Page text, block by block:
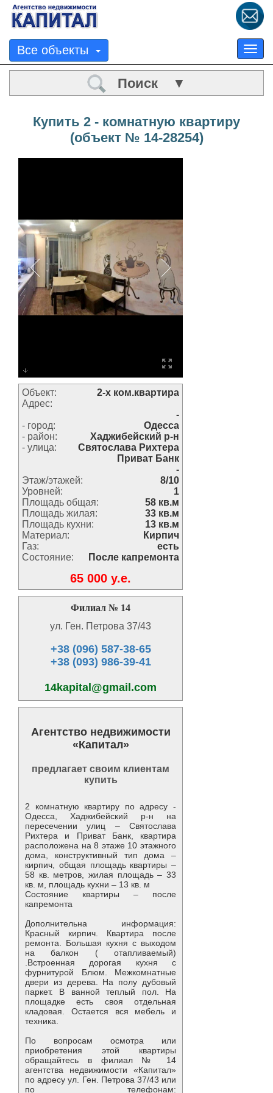
Все объекты
Поиск ▼
Купить 2 - комнатную квартиру
(объект № 14-28254)
Объект:
2-х ком.квартира
Адрес:
-
- город:
Одесса
- район:
Хаджибейский р-н
- улица:
Святослава Рихтера
Приват Банк
-
Этаж/этажей:
8/10
Уровней:
1
Площадь общая:
58 кв.м
Площадь жилая:
33 кв.м
Площадь кухни:
13 кв.м
Материал:
Кирпич
Газ:
есть
Состояние:
После капремонта
65 000 y.e.
Филиал № 14
ул. Ген. Петрова 37/43
+38 (096) 587-38-65
+38 (093) 986-39-41
14kapital@gmail.com
Агентство недвижимости
«Капитал»
предлагает своим клиентам
купить
2 комнатную квартиру по адресу -
Одесса, Хаджибейский р-н на
пересечении улиц – Святослава
Рихтера и Приват Банк, квартира
расположена на 8 этаже 10 этажного
дома, конструктивный тип дома –
кирпич, общая площадь квартиры –
58 кв. метров, жилая площадь – 33
кв. м, площадь кухни – 13 кв. м
Состояние квартиры – после
капремонта
Дополнительна информация:
Красный кирпич. Квартира после
ремонта. Большая кухня с выходом
на балкон ( отапливаемый)
.Встроенная дорогая кухня с
фурнитурой Блюм. Межкомнатные
двери из дерева. На полу дубовый
паркет. В ванной теплый пол. На
площадке есть своя отдельная
кладовая. Остается вся мебель и
техника.
По вопросам осмотра или
приобретения этой квартиры
обращайтесь в филиал № 14
агентства недвижимости «Капитал»
по адресу ул. Ген. Петрова 37/43 или
по телефонам: